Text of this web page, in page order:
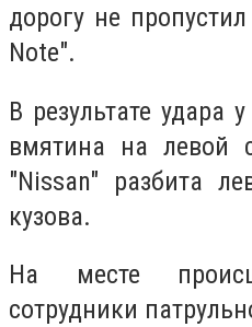
дорогу не
Note".
В результате удара
вмятина на левой
"Nissan" разбита
кузова.
На месте
сотрудники